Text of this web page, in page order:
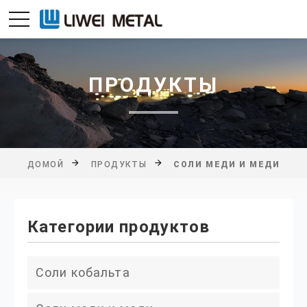
ПРОДУКТЫ
ДОМОЙ ПРОДУКТЫ СОЛИ МЕДИ И МЕДИ
Категории продуктов
Соли кобальта